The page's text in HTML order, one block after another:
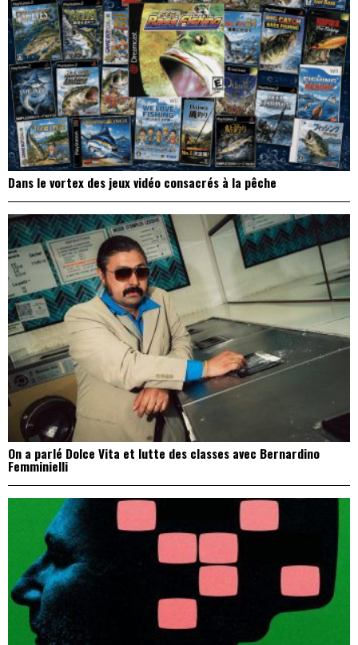
Dans le vortex des jeux vidéo consacrés à la pêche
On a parlé Dolce Vita et lutte des classes avec Bernardino
Femminielli